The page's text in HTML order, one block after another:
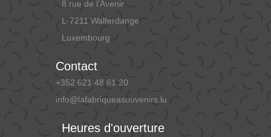
8 rue de l’Avenir
L-7211 Walferdange
Luxembourg
Contact
+352 621 48 61 20
info@lafabriqueasouvenirs.lu
Heures d'ouverture